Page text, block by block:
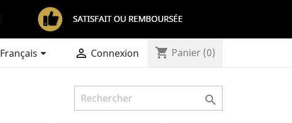
Français  Connexion shopping_cart Panier (0)
